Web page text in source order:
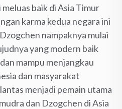
baik di Asia Timur
karma kedua negara ini
nampaknya mulai
yang modern baik
mampu menjangkau
dan masyarakat
menjadi pemain utama
dan Dzogchen di Asia